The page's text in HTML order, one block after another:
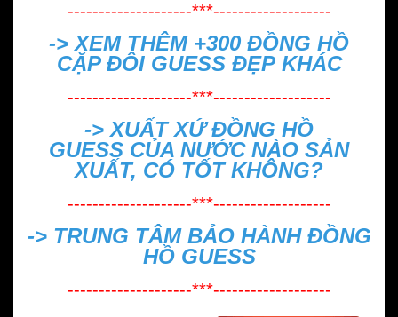
--------------------***-------------------
-> XEM THÊM +300 ĐỒNG HỒ
CẶP ĐÔI GUESS ĐẸPKHÁC
--------------------***-------------------
->XUẤT XỨ ĐỒNG HỒ
GUESS CỦA NƯỚC NÀO SẢN
XUẤT, CÓ TỐT KHÔNG?
--------------------***-------------------
-> TRUNG TÂM BẢO HÀNH ĐỒNG
HỒ GUESS
--------------------***-------------------